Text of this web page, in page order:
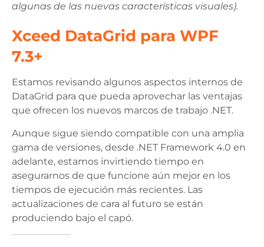
algunas de las nuevas características visuales).
Xceed DataGrid para WPF
7.3+
Estamos revisando algunos aspectos internos de
DataGrid para que pueda aprovechar las ventajas
que ofrecen los nuevos marcos de trabajo .NET.
Aunque sigue siendo compatible con una amplia
gama de versiones, desde .NET Framework 4.0 en
adelante, estamos invirtiendo tiempo en
asegurarnos de que funcione aún mejor en los
tiempos de ejecución más recientes. Las
actualizaciones de cara al futuro se están
produciendo bajo el capó.